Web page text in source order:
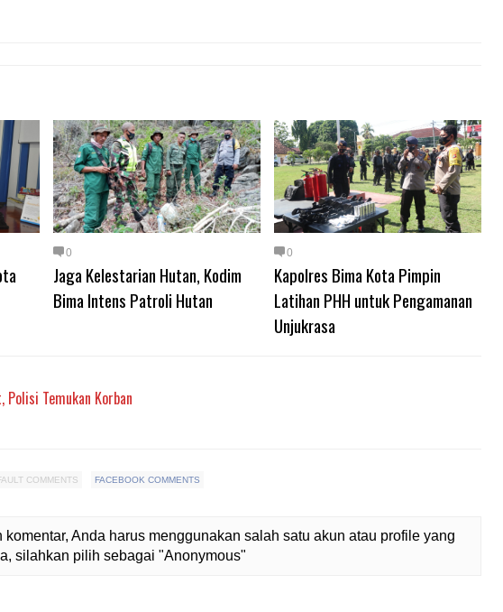
0
Jaga Kelestarian Hutan, Kodim
Bima Intens Patroli Hutan
0
Kapolres Bima Kota Pimpin
Latihan PHH untuk Pengamanan
Unjukrasa
Polisi Temukan Korban
COMMENTS FACEBOOK COMMENTS
komentar, Anda harus menggunakan salah satu akun atau profile yang
silahkan pilih sebagai "Anonymous"